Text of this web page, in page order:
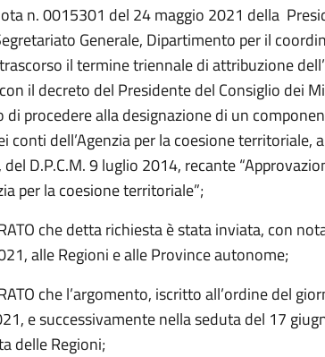
n. 0015301 del 24 maggio 2021 della
Generale, Dipartimento per il
il termine triennale di attribuzione
il decreto del Presidente del Consiglio dei
di procedere alla designazione di un
conti dell’Agenzia per la coesione territoriale,
D.P.C.M. 9 luglio 2014, recante
per la coesione territoriale”;
che detta richiesta è stata inviata, con
alle Regioni e alle Province autonome;
che l’argomento, iscritto all’ordine del
e successivamente nella seduta del 17
delle Regioni;